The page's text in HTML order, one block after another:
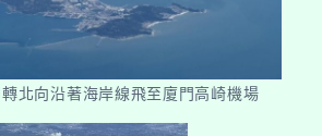
北向沿著海岸線飛至廈門高崎機場